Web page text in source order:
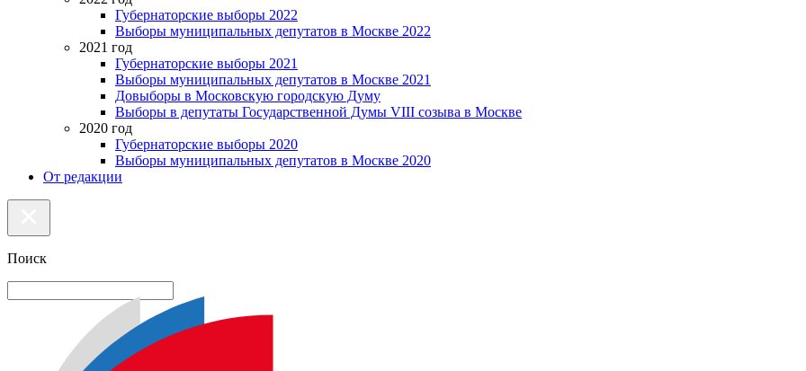
Губернаторские выборы 2022
Выборы муниципальных депутатов в Москве 2022
2021 год
Губернаторские выборы 2021
Выборы муниципальных депутатов в Москве 2021
Довыборы в Московскую городскую Думу
Выборы в депутаты Государственной Думы VIII созыва в Москве
2020 год
Губернаторские выборы 2020
Выборы муниципальных депутатов в Москве 2020
От редакции
Поиск